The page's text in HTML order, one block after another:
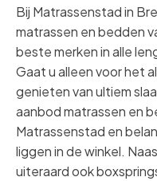
Bij Matrassenstad in
matrassen en bedden
beste merken in alle
Gaat u alleen voor het
genieten van ultiem
aanbod matrassen en
Matrassenstad en
liggen in de winkel.
uiteraard ook